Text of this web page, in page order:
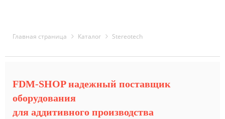
Главная страница Каталог Stereotech
FDM-SHOP надежный поставщик
оборудования
для аддитивного производства